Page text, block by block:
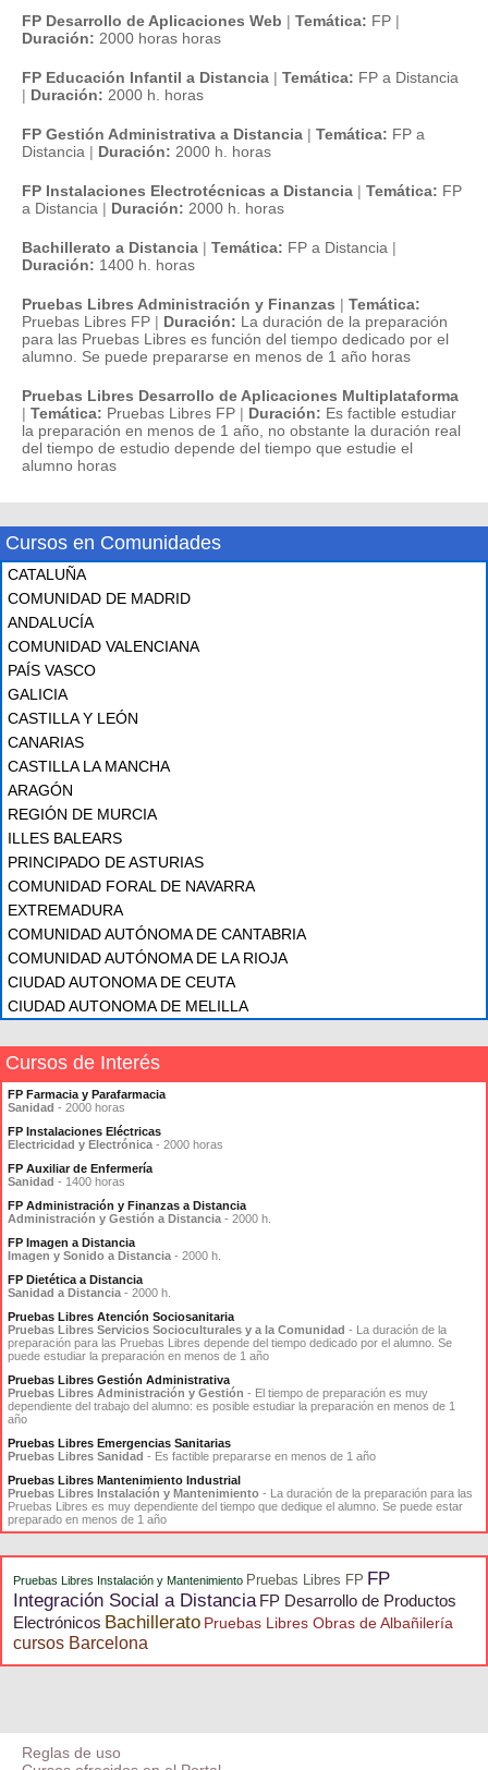
FP Desarrollo de Aplicaciones Web | Temática: FP |
Duración: 2000 horas horas
FP Educación Infantil a Distancia | Temática: FP a Distancia
| Duración: 2000 h. horas
FP Gestión Administrativa a Distancia | Temática: FP a
Distancia | Duración: 2000 h. horas
FP Instalaciones Electrotécnicas a Distancia | Temática: FP
a Distancia | Duración: 2000 h. horas
Bachillerato a Distancia | Temática: FP a Distancia |
Duración: 1400 h. horas
Pruebas Libres Administración y Finanzas | Temática:
Pruebas Libres FP | Duración: La duración de la preparación
para las Pruebas Libres es función del tiempo dedicado por el
alumno. Se puede prepararse en menos de 1 año horas
Pruebas Libres Desarrollo de Aplicaciones Multiplataforma
| Temática: Pruebas Libres FP | Duración: Es factible estudiar
la preparación en menos de 1 año, no obstante la duración real
del tiempo de estudio depende del tiempo que estudie el
alumno horas
Cursos en Comunidades
CATALUÑA
COMUNIDAD DE MADRID
ANDALUCÍA
COMUNIDAD VALENCIANA
PAÍS VASCO
GALICIA
CASTILLA Y LEÓN
CANARIAS
CASTILLA LA MANCHA
ARAGÓN
REGIÓN DE MURCIA
ILLES BALEARS
PRINCIPADO DE ASTURIAS
COMUNIDAD FORAL DE NAVARRA
EXTREMADURA
COMUNIDAD AUTÓNOMA DE CANTABRIA
COMUNIDAD AUTÓNOMA DE LA RIOJA
CIUDAD AUTONOMA DE CEUTA
CIUDAD AUTONOMA DE MELILLA
Cursos de Interés
FP Farmacia y Parafarmacia
Sanidad - 2000 horas
FP Instalaciones Eléctricas
Electricidad y Electrónica - 2000 horas
FP Auxiliar de Enfermería
Sanidad - 1400 horas
FP Administración y Finanzas a Distancia
Administración y Gestión a Distancia - 2000 h.
FP Imagen a Distancia
Imagen y Sonido a Distancia - 2000 h.
FP Dietética a Distancia
Sanidad a Distancia - 2000 h.
Pruebas Libres Atención Sociosanitaria
Pruebas Libres Servicios Socioculturales y a la Comunidad - La duración de la
preparación para las Pruebas Libres depende del tiempo dedicado por el alumno. Se
puede estudiar la preparación en menos de 1 año
Pruebas Libres Gestión Administrativa
Pruebas Libres Administración y Gestión - El tiempo de preparación es muy
dependiente del trabajo del alumno: es posible estudiar la preparación en menos de 1
año
Pruebas Libres Emergencias Sanitarias
Pruebas Libres Sanidad - Es factible prepararse en menos de 1 año
Pruebas Libres Mantenimiento Industrial
Pruebas Libres Instalación y Mantenimiento - La duración de la preparación para las
Pruebas Libres es muy dependiente del tiempo que dedique el alumno. Se puede estar
preparado en menos de 1 año
Pruebas Libres Instalación y Mantenimiento Pruebas Libres FP FP
Integración Social a Distancia FP Desarrollo de Productos
Electrónicos Bachillerato Pruebas Libres Obras de Albañilería
cursos Barcelona
Reglas de uso